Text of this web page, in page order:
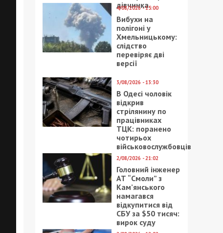
дівчинка
4/08/2026 - 15:00
Вибухи на
полігоні у
Хмельницькому:
слідство
перевіряє дві
версії
3/08/2026 - 13:30
В Одесі чоловік
відкрив
стрілянину по
працівниках
ТЦК: поранено
чотирьох
військовослужбовців
2/08/2026 - 21:02
Головний інженер
АТ “Смоли” з
Кам’янського
намагався
відкупитися від
СБУ за $50 тисяч:
вирок суду